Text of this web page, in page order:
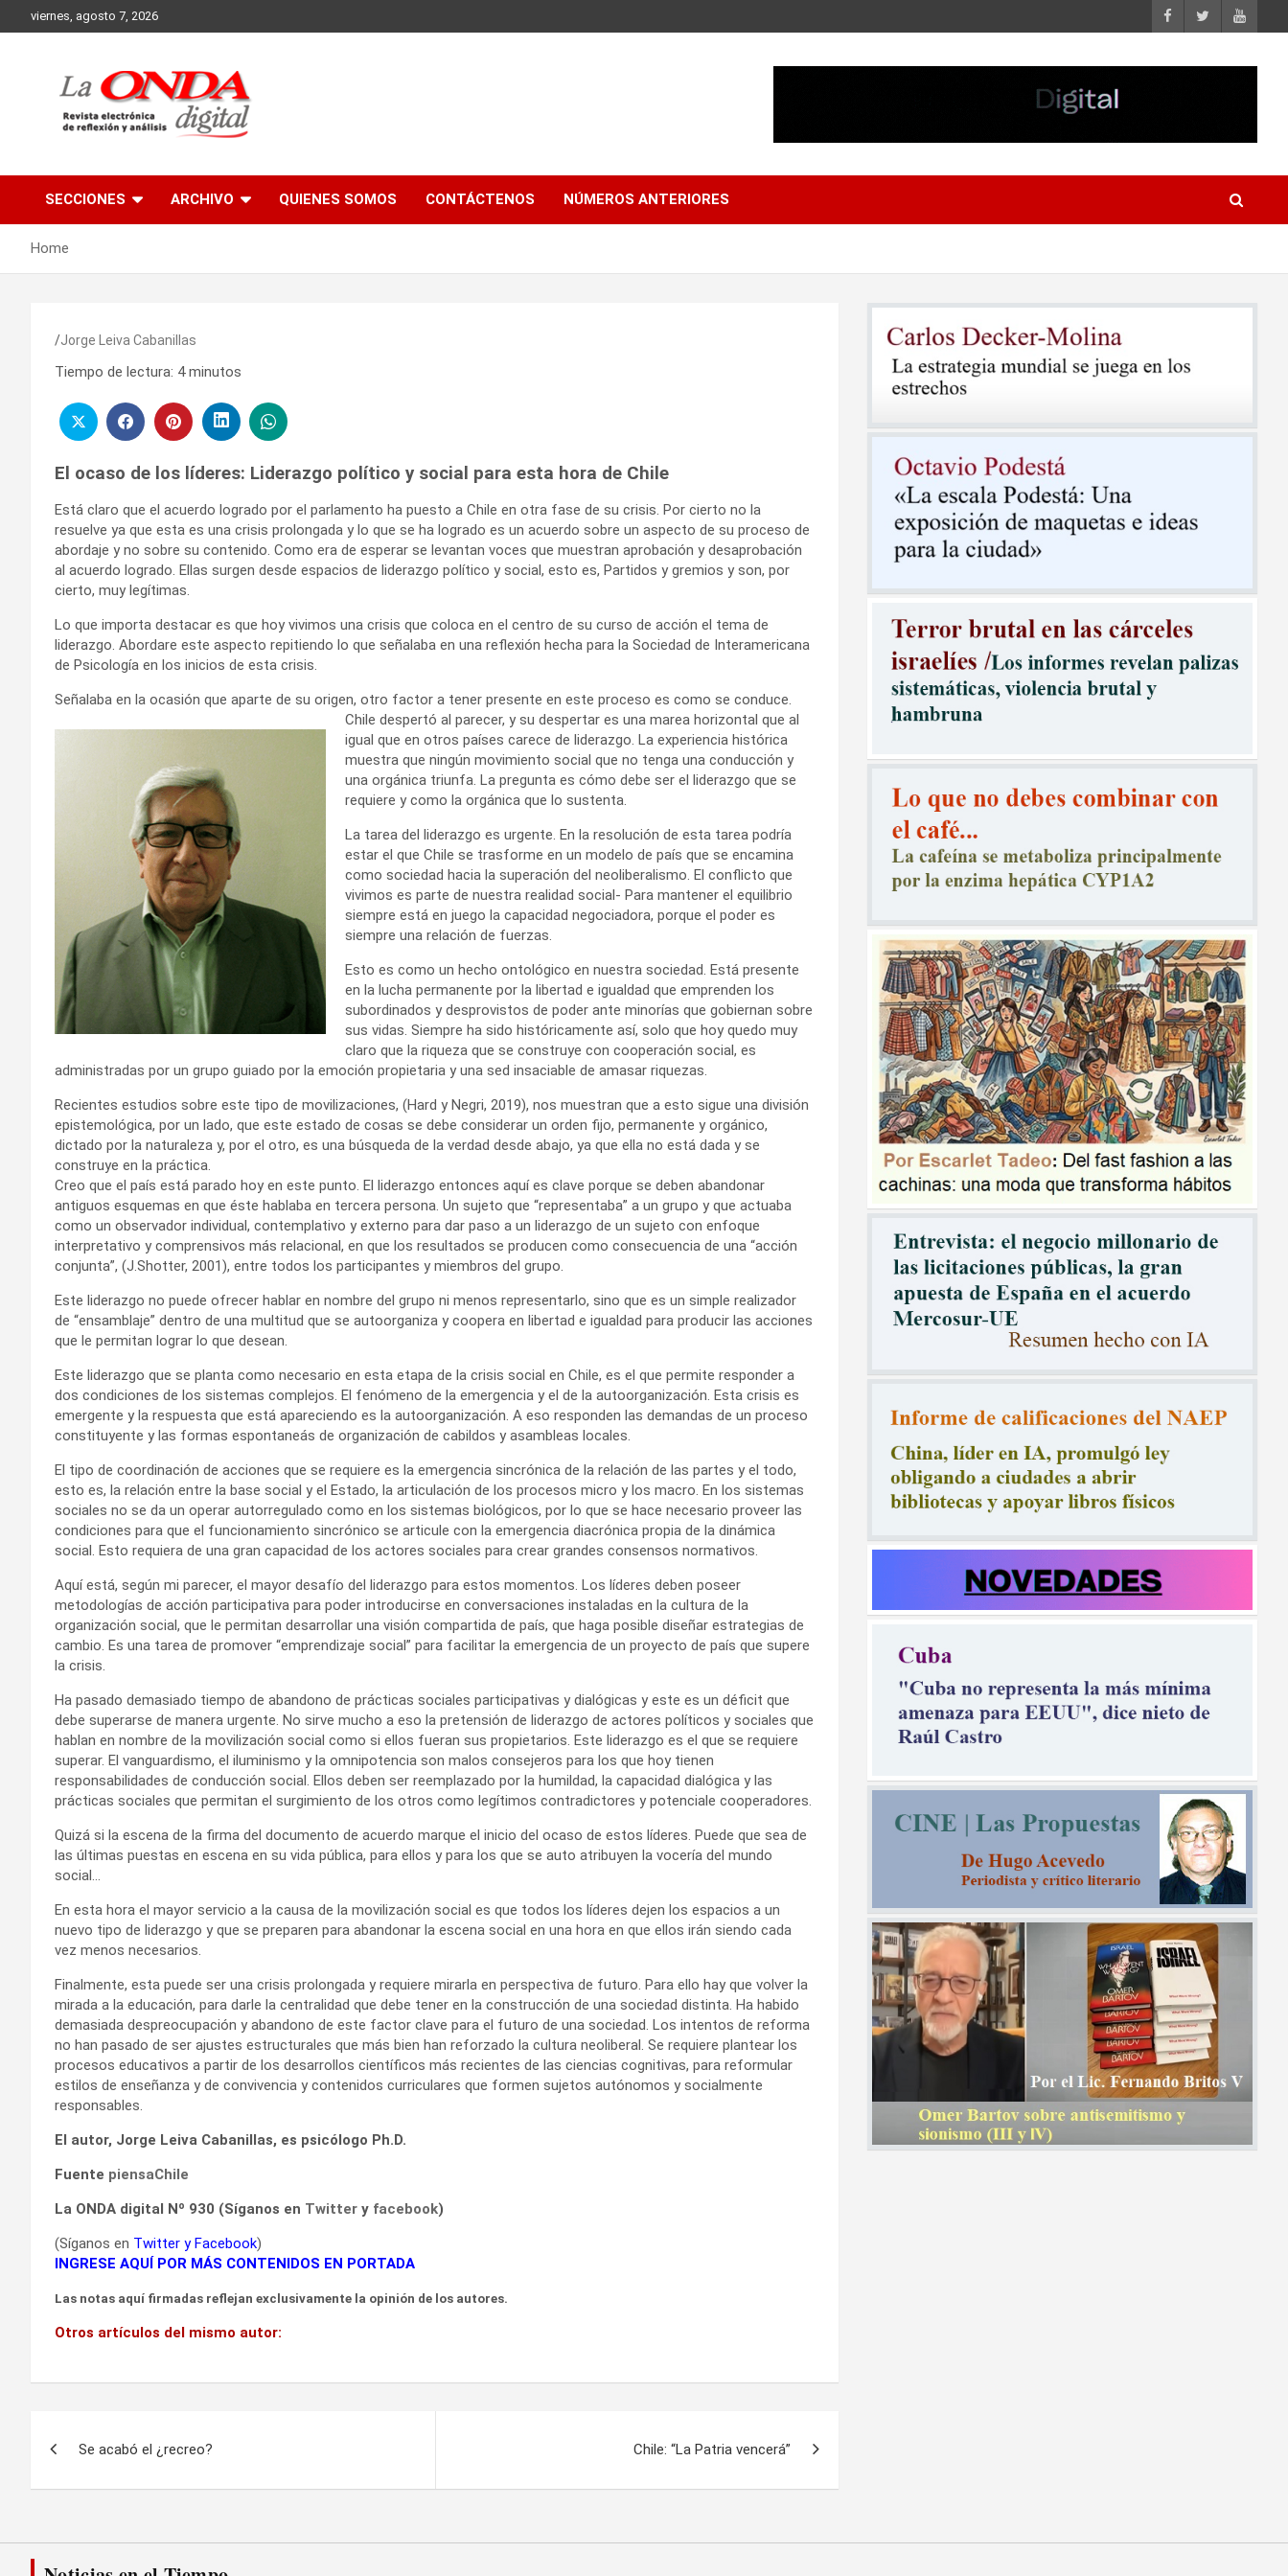
to
viernes, agosto 7, 2026
SECCIONES ARCHIVO QUIENES SOMOS CONTÁCTENOS NÚMEROS ANTERIORES
Home
Jorge Leiva Cabanillas
Tiempo de lectura: 4 minutos
El ocaso de los líderes: Liderazgo político y social para esta hora de Chile
Está claro que el acuerdo logrado por el parlamento ha puesto a Chile en otra fase de su crisis. Por cierto no la
resuelve ya que esta es una crisis prolongada y lo que se ha logrado es un acuerdo sobre un aspecto de su proceso de
abordaje y no sobre su contenido. Como era de esperar se levantan voces que muestran aprobación y desaprobación
al acuerdo logrado. Ellas surgen desde espacios de liderazgo político y social, esto es, Partidos y gremios y son, por
cierto, muy legítimas.
Lo que importa destacar es que hoy vivimos una crisis que coloca en el centro de su curso de acción el tema de
liderazgo. Abordare este aspecto repitiendo lo que señalaba en una reflexión hecha para la Sociedad de Interamericana
de Psicología en los inicios de esta crisis.
Señalaba en la ocasión que aparte de su origen, otro factor a tener presente en este proceso es como se conduce.
Chile despertó al parecer, y su despertar es una marea horizontal que al
igual que en otros países carece de liderazgo. La experiencia histórica
muestra que ningún movimiento social que no tenga una conducción y
una orgánica triunfa. La pregunta es cómo debe ser el liderazgo que se
requiere y como la orgánica que lo sustenta.
La tarea del liderazgo es urgente. En la resolución de esta tarea podría
estar el que Chile se trasforme en un modelo de país que se encamina
como sociedad hacia la superación del neoliberalismo. El conflicto que
vivimos es parte de nuestra realidad social- Para mantener el equilibrio
siempre está en juego la capacidad negociadora, porque el poder es
siempre una relación de fuerzas.
Esto es como un hecho ontológico en nuestra sociedad. Está presente
en la lucha permanente por la libertad e igualdad que emprenden los
subordinados y desprovistos de poder ante minorías que gobiernan sobre
sus vidas. Siempre ha sido históricamente así, solo que hoy quedo muy
claro que la riqueza que se construye con cooperación social, es
administradas por un grupo guiado por la emoción propietaria y una sed insaciable de amasar riquezas.
Recientes estudios sobre este tipo de movilizaciones, (Hard y Negri, 2019), nos muestran que a esto sigue una división
epistemológica, por un lado, que este estado de cosas se debe considerar un orden fijo, permanente y orgánico,
dictado por la naturaleza y, por el otro, es una búsqueda de la verdad desde abajo, ya que ella no está dada y se
construye en la práctica.
Creo que el país está parado hoy en este punto. El liderazgo entonces aquí es clave porque se deben abandonar
antiguos esquemas en que éste hablaba en tercera persona. Un sujeto que “representaba” a un grupo y que actuaba
como un observador individual, contemplativo y externo para dar paso a un liderazgo de un sujeto con enfoque
interpretativo y comprensivos más relacional, en que los resultados se producen como consecuencia de una “acción
conjunta”, (J.Shotter, 2001), entre todos los participantes y miembros del grupo.
Este liderazgo no puede ofrecer hablar en nombre del grupo ni menos representarlo, sino que es un simple realizador
de “ensamblaje” dentro de una multitud que se autoorganiza y coopera en libertad e igualdad para producir las acciones
que le permitan lograr lo que desean.
Este liderazgo que se planta como necesario en esta etapa de la crisis social en Chile, es el que permite responder a
dos condiciones de los sistemas complejos. El fenómeno de la emergencia y el de la autoorganización. Esta crisis es
emergente y la respuesta que está apareciendo es la autoorganización. A eso responden las demandas de un proceso
constituyente y las formas espontaneás de organización de cabildos y asambleas locales.
El tipo de coordinación de acciones que se requiere es la emergencia sincrónica de la relación de las partes y el todo,
esto es, la relación entre la base social y el Estado, la articulación de los procesos micro y los macro. En los sistemas
sociales no se da un operar autorregulado como en los sistemas biológicos, por lo que se hace necesario proveer las
condiciones para que el funcionamiento sincrónico se articule con la emergencia diacrónica propia de la dinámica
social. Esto requiera de una gran capacidad de los actores sociales para crear grandes consensos normativos.
Aquí está, según mi parecer, el mayor desafío del liderazgo para estos momentos. Los líderes deben poseer
metodologías de acción participativa para poder introducirse en conversaciones instaladas en la cultura de la
organización social, que le permitan desarrollar una visión compartida de país, que haga posible diseñar estrategias de
cambio. Es una tarea de promover “emprendizaje social” para facilitar la emergencia de un proyecto de país que supere
la crisis.
Ha pasado demasiado tiempo de abandono de prácticas sociales participativas y dialógicas y este es un déficit que
debe superarse de manera urgente. No sirve mucho a eso la pretensión de liderazgo de actores políticos y sociales que
hablan en nombre de la movilización social como si ellos fueran sus propietarios. Este liderazgo es el que se requiere
superar. El vanguardismo, el iluminismo y la omnipotencia son malos consejeros para los que hoy tienen
responsabilidades de conducción social. Ellos deben ser reemplazado por la humildad, la capacidad dialógica y las
prácticas sociales que permitan el surgimiento de los otros como legítimos contradictores y potenciale cooperadores.
Quizá si la escena de la firma del documento de acuerdo marque el inicio del ocaso de estos líderes. Puede que sea de
las últimas puestas en escena en su vida pública, para ellos y para los que se auto atribuyen la vocería del mundo
social…
En esta hora el mayor servicio a la causa de la movilización social es que todos los líderes dejen los espacios a un
nuevo tipo de liderazgo y que se preparen para abandonar la escena social en una hora en que ellos irán siendo cada
vez menos necesarios.
Finalmente, esta puede ser una crisis prolongada y requiere mirarla en perspectiva de futuro. Para ello hay que volver la
mirada a la educación, para darle la centralidad que debe tener en la construcción de una sociedad distinta. Ha habido
demasiada despreocupación y abandono de este factor clave para el futuro de una sociedad. Los intentos de reforma
no han pasado de ser ajustes estructurales que más bien han reforzado la cultura neoliberal. Se requiere plantear los
procesos educativos a partir de los desarrollos científicos más recientes de las ciencias cognitivas, para reformular
estilos de enseñanza y de convivencia y contenidos curriculares que formen sujetos autónomos y socialmente
responsables.
El autor, Jorge Leiva Cabanillas, es psicólogo Ph.D.
Fuente piensaChile
La ONDA digital Nº 930 (Síganos en Twitter y facebook)
(Síganos en Twitter yFacebook)
INGRESE AQUÍ POR MÁS CONTENIDOS EN PORTADA
Las notas aquí firmadas reflejan exclusivamente la opinión de los autores.
Otros artículos del mismo autor:
Se acabó el ¿recreo? Chile: “La Patria vencerá”